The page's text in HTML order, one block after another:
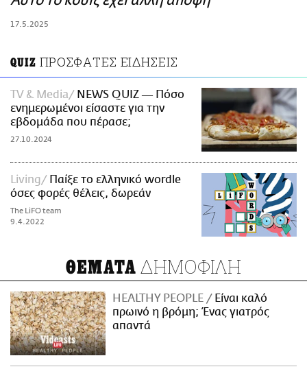
17.5.2025
QUIZ ΠΡΟΣΦΑΤΕΣ ΕΙΔΗΣΕΙΣ
TV & Media
NEWS QUIZ ― Πόσο
ενημερωμένοι είσαστε για την
εβδομάδα που πέρασε;
27.10.2024
Living
Παίξε το ελληνικό wordle
όσες φορές θέλεις, δωρεάν
The LiFO team
9.4.2022
ΘΕΜΑΤΑ ΔΗΜΟΦΙΛΗ
HEALTHY PEOPLE
Είναι καλό
πρωινό η βρόμη; Ένας γιατρός
απαντά